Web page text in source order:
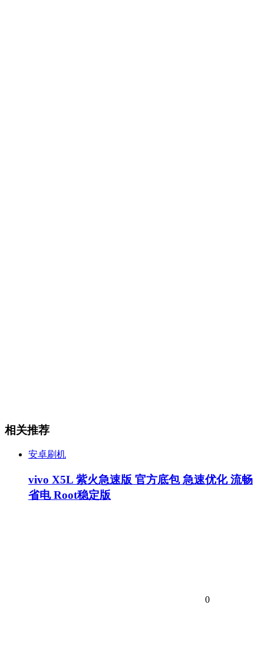
相关推荐
安卓刷机
vivo X5L 紫火急速版 官方底包 急速优化 流畅
省电 Root稳定版
0